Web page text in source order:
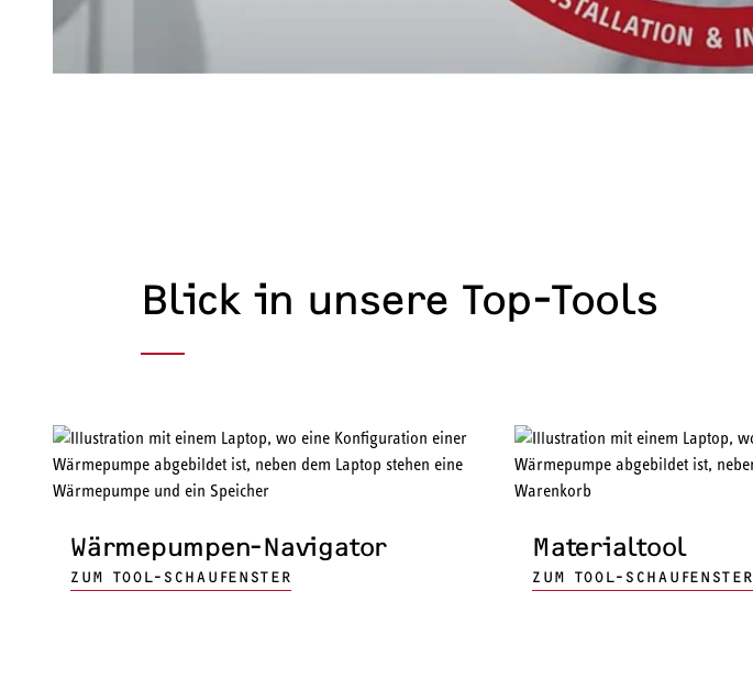
Blick in unsere Top-Tools
Wärmepumpen-Navigator
ZUM TOOL-SCHAUFENSTER
Materialtool
ZUM TOOL-SCHAUFENSTER